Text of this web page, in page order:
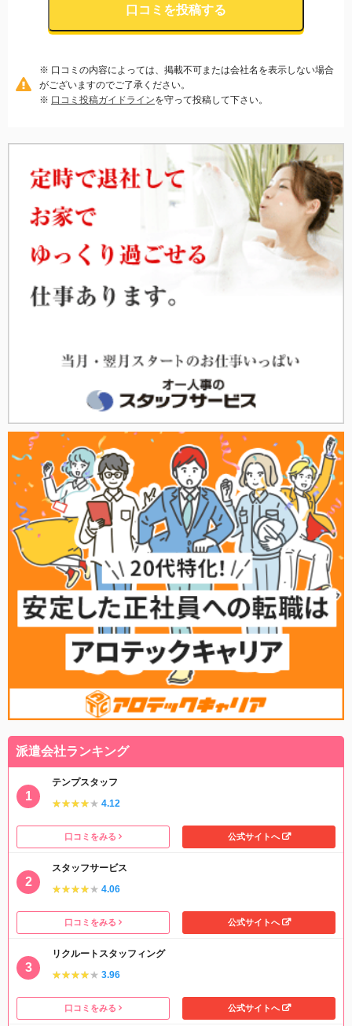
口コミを投稿する
※ 口コミの内容によっては、掲載不可または会社名を表示しない場合
がございますのでご了承ください。
※ 口コミ投稿ガイドラインを守って投稿して下さい。
派遣会社ランキング
テンプスタッフ
★★★★★
★★★★★ 4.12
口コミをみる 公式サイトへ
スタッフサービス
★★★★★
★★★★★ 4.06
口コミをみる 公式サイトへ
リクルートスタッフィング
★★★★★
★★★★★ 3.96
口コミをみる 公式サイトへ